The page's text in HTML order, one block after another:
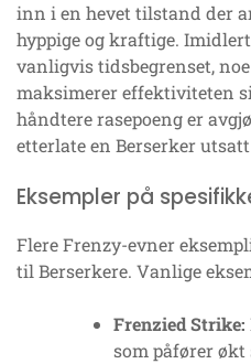
inn i en hevet tilstand der
hyppige og kraftige.
vanligvis tidsbegrenset,
maksimerer effektiviteten
håndtere rasepoeng er
etterlate en Berserker
Eksempler på
Flere Frenzy-evner
til Berserkere. Vanlige
Frenzied Strike:
som påfører økt